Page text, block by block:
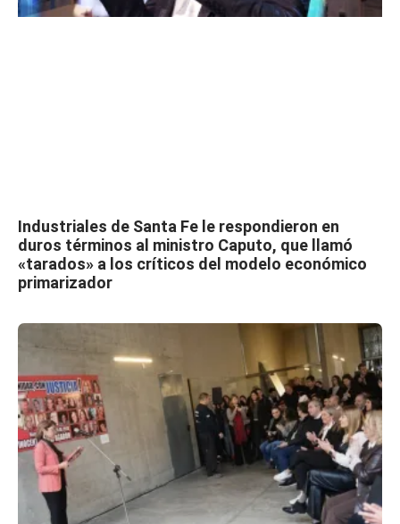
Industriales de Santa Fe le respondieron en
duros términos al ministro Caputo, que llamó
«tarados» a los críticos del modelo económico
primarizador